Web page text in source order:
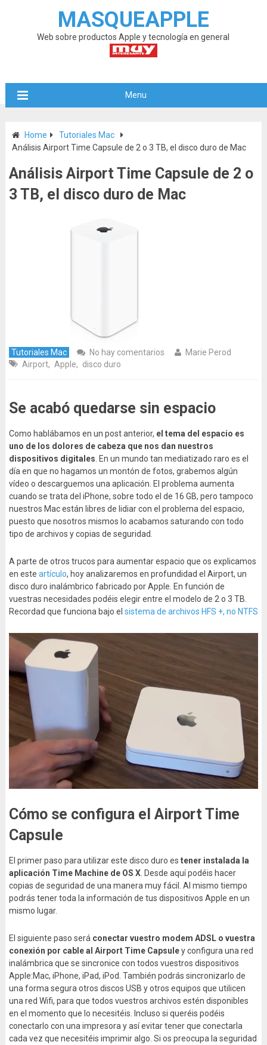
MASQUEAPPLE
Web sobre productos Apple y tecnología en general
Menu
Home
Tutoriales Mac
Análisis Airport Time Capsule de 2 o 3 TB, el disco duro de Mac
Análisis Airport Time Capsule de 2 o
3 TB, el disco duro de Mac
Tutoriales Mac No hay comentarios
Marie Perod
Airport, Apple, disco duro
Se acabó quedarse sin espacio
Como hablábamos en un post anterior, el tema del espacio es
uno de los dolores de cabeza que nos dan nuestros
dispositivos digitales . En un mundo tan mediatizado raro es el
día en que no hagamos un montón de fotos, grabemos algún
vídeo o descarguemos una aplicación. El problema aumenta
cuando se trata del iPhone, sobre todo el de 16 GB, pero tampoco
nuestros Mac están libres de lidiar con el problema del espacio,
puesto que nosotros mismos lo acabamos saturando con todo
tipo de archivos y copias de seguridad.
A parte de otros trucos para aumentar espacio que os explicamos
en este artículo, hoy analizaremos en profundidad el Airport, un
disco duro inalámbrico fabricado por Apple. En función de
vuestras necesidades podéis elegir entre el modelo de 2 o 3 TB.
Recordad que funciona bajo el sistema de archivos HFS +, no NTFS
Cómo se configura el Airport Time
Capsule
El primer paso para utilizar este disco duro es tener instalada la
aplicación Time Machine de OS X. Desde aquí podéis hacer
copias de seguridad de una manera muy fácil. Al mismo tiempo
podrás tener toda la información de tus dispositivos Apple en un
mismo lugar.
El siguiente paso será conectar vuestro modem ADSL o vuestra
conexión por cable al Airport Time Capsuley configura una red
inalámbrica que se sincronice con todos vuestros dispositivos
Apple:Mac, iPhone, iPad, iPod. También podrás sincronizarlo de
una forma segura otros discos USB y otros equipos que utilicen
una red Wifi, para que todos vuestros archivos estén disponibles
en el momento que lo necesitéis. Incluso si queréis podéis
conectarlo con una impresora y así evitar tener que conectarla
cada vez que necesitéis imprimir algo. Si os preocupa la seguridad